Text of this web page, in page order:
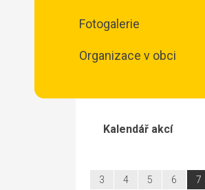
Fotogalerie
Organizace v obci
Kalendář akcí
3
4 5 6 7